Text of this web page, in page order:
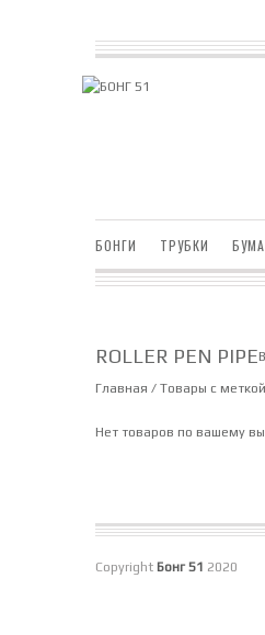
БОНГИ ТРУБКИ
ROLLER PEN PIPE
Главная / Товары с
Нет товаров по вашему
Copyright Бонг 51 2020